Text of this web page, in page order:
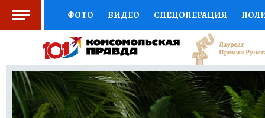
ФОТО ВИДЕО СПЕЦОПЕРАЦИЯ
СОЦПОДДЕРЖКА НАУКА СПОРТ
ВЫБОР ЭКСПЕРТОВ ДОКТОР
КНИЖНАЯ ПОЛКА ПРОГНОЗЫ НА СПОРТ